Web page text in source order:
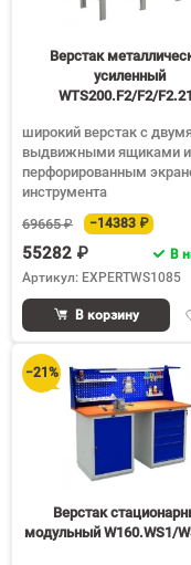
Верстак
усиленный
WTS200.F2/F2/
широкий верстак с
выдвижными ящиками и
перфорированным
инструмента
69665 ₽
−14383 ₽
55282 ₽
В
Артикул: EXPERTWS1085
В корзину
−21%
Верстак
модульный W160.WS1/